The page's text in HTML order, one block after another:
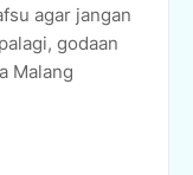
agar jangan
godaan
Malang